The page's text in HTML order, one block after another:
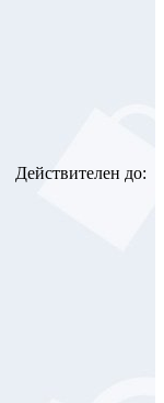
Действителен до: